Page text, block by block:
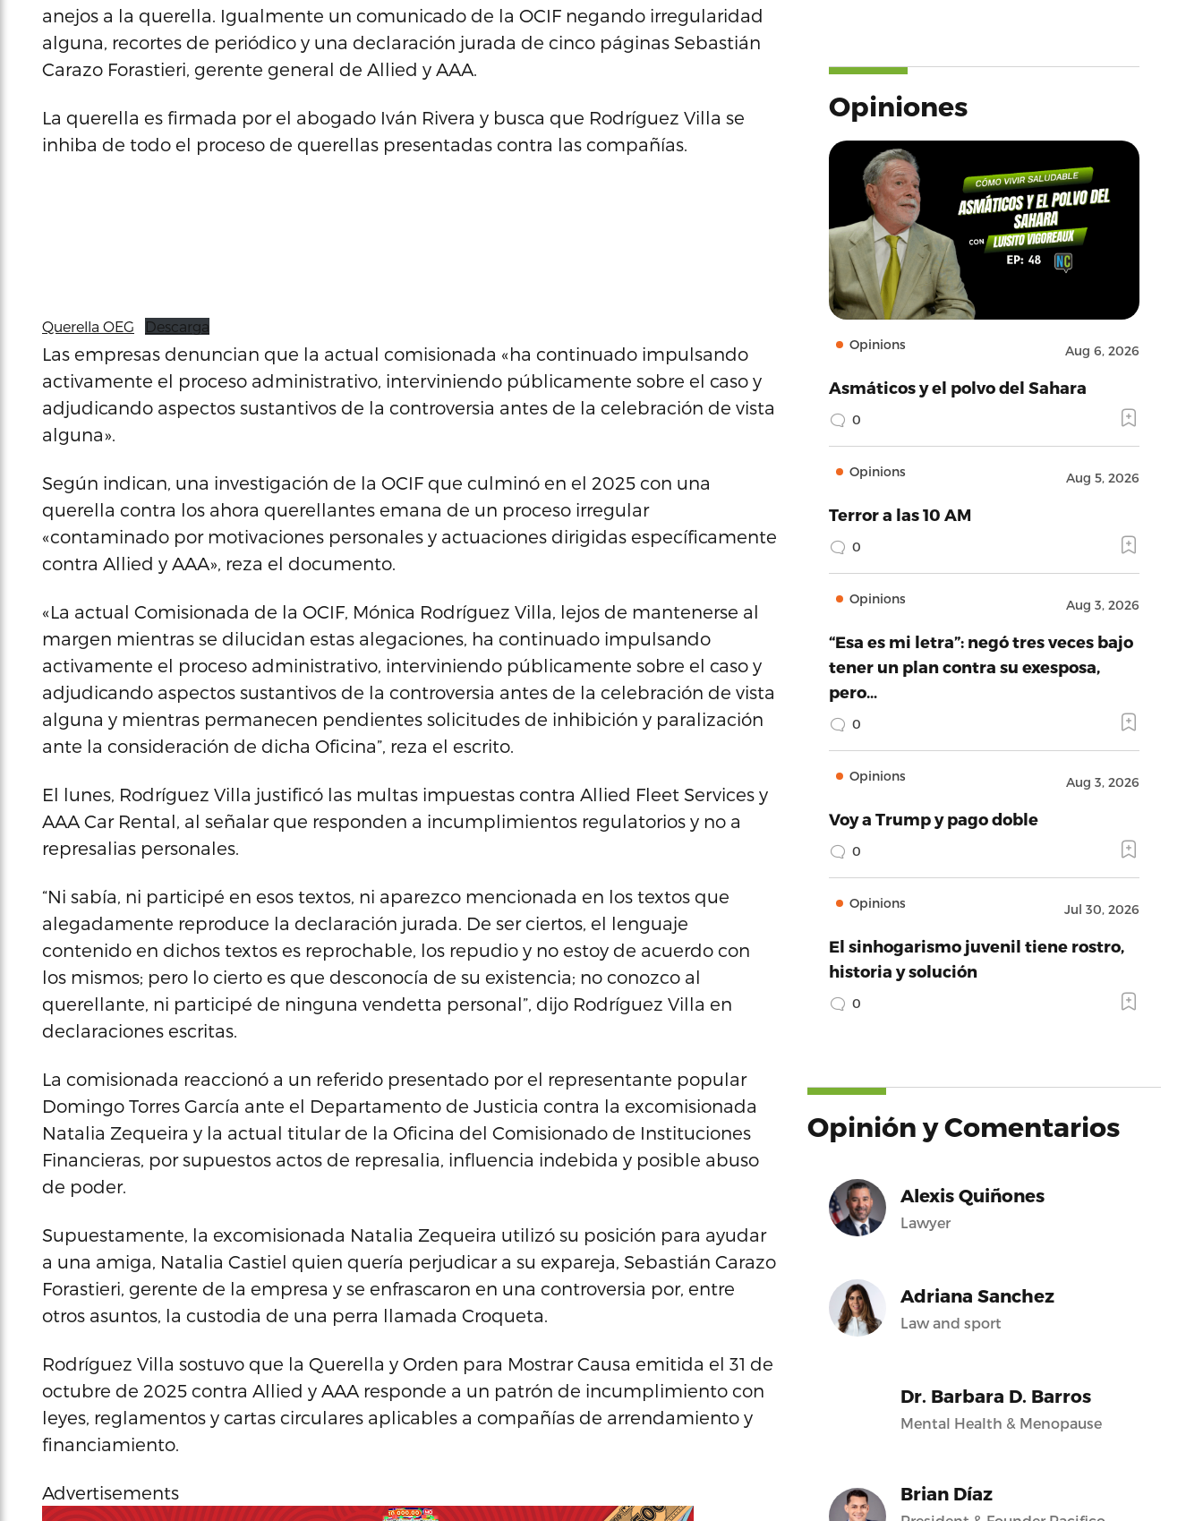
anejos a la querella. Igualmente un comunicado de la OCIF negando irregularidad
alguna, recortes de periódico y una declaración jurada de cinco páginas Sebastián
Carazo Forastieri, gerente general de Allied y AAA.
La querella es firmada por el abogado Iván Rivera y busca que Rodríguez Villa se
inhiba de todo el proceso de querellas presentadas contra las compañías.
Querella OEG Descarga
Las empresas denuncian que la actual comisionada «ha continuado impulsando
activamente el proceso administrativo, interviniendo públicamente sobre el caso y
adjudicando aspectos sustantivos de la controversia antes de la celebración de vista
alguna».
Según indican, una investigación de la OCIF que culminó en el 2025 con una
querella contra los ahora querellantes emana de un proceso irregular
«contaminado por motivaciones personales y actuaciones dirigidas específicamente
contra Allied y AAA», reza el documento.
«La actual Comisionada de la OCIF, Mónica Rodríguez Villa, lejos de mantenerse al
margen mientras se dilucidan estas alegaciones, ha continuado impulsando
activamente el proceso administrativo, interviniendo públicamente sobre el caso y
adjudicando aspectos sustantivos de la controversia antes de la celebración de vista
alguna y mientras permanecen pendientes solicitudes de inhibición y paralización
ante la consideración de dicha Oficina”, reza el escrito.
El lunes, Rodríguez Villa justificó las multas impuestas contra Allied Fleet Services y
AAA Car Rental, al señalar que responden a incumplimientos regulatorios y no a
represalias personales.
“Ni sabía, ni participé en esos textos, ni aparezco mencionada en los textos que
alegadamente reproduce la declaración jurada. De ser ciertos, el lenguaje
contenido en dichos textos es reprochable, los repudio y no estoy de acuerdo con
los mismos; pero lo cierto es que desconocía de su existencia; no conozco al
querellante, ni participé de ninguna vendetta personal”, dijo Rodríguez Villa en
declaraciones escritas.
La comisionada reaccionó a un referido presentado por el representante popular
Domingo Torres García ante el Departamento de Justicia contra la excomisionada
Natalia Zequeira y la actual titular de la Oficina del Comisionado de Instituciones
Financieras, por supuestos actos de represalia, influencia indebida y posible abuso
de poder.
Supuestamente, la excomisionada Natalia Zequeira utilizó su posición para ayudar
a una amiga, Natalia Castiel quien quería perjudicar a su expareja, Sebastián Carazo
Forastieri, gerente de la empresa y se enfrascaron en una controversia por, entre
otros asuntos, la custodia de una perra llamada Croqueta.
Rodríguez Villa sostuvo que la Querella y Orden para Mostrar Causa emitida el 31 de
octubre de 2025 contra Allied y AAA responde a un patrón de incumplimiento con
leyes, reglamentos y cartas circulares aplicables a compañías de arrendamiento y
financiamiento.
Advertisements
Opiniones
Opinions Aug 6, 2026
Asmáticos y el polvo del Sahara
0
Opinions Aug 5, 2026
Terror a las 10 AM
0
Opinions Aug 3, 2026
“Esa es mi letra”: negó tres veces bajo
tener un plan contra su exesposa,
pero…
0
Opinions Aug 3, 2026
Voy a Trump y pago doble
0
Opinions Jul 30, 2026
El sinhogarismo juvenil tiene rostro,
historia y solución
0
Opinión y Comentarios
Alexis Quiñones
Lawyer
Adriana Sanchez
Law and sport
Dr. Barbara D. Barros
Mental Health & Menopause
Brian Díaz